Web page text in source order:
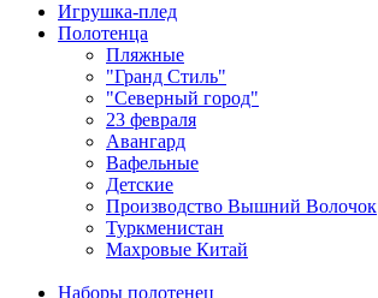
Игрушка-плед
Полотенца
Пляжные
"Гранд Стиль"
"Северный город"
23 февраля
Авангард
Вафельные
Детские
Производство Вышний Волочок
Туркменистан
Махровые Китай
Наборы полотенец